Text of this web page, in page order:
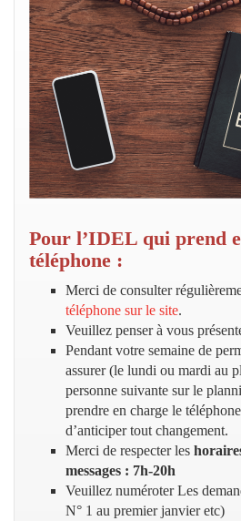
Pour l’IDEL qui prend
téléphone :
Merci de consulter
téléphone sur le site.
Veuillez penser à vous
Pendant votre semaine de
assurer (le lundi ou mardi au
personne suivante sur le
prendre en charge le
d’anticiper tout changement.
Merci de respecter les
messages : 7h-20h
Veuillez numéroter Les
N° 1 au premier janvier etc)